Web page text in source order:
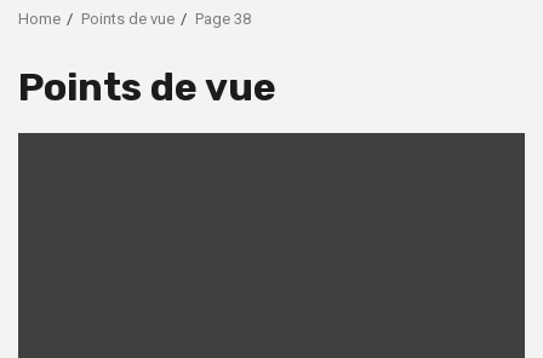
Home Points de vue Page 38
Points de vue